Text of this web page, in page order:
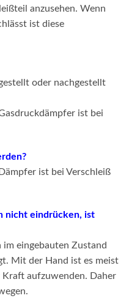
anzusehen. Wenn
ist diese
oder nachgestellt
ist bei
ist bei Verschleiß
nicht eindrücken, ist
eingebauten Zustand
Mit der Hand ist es meist
aufzuwenden. Daher